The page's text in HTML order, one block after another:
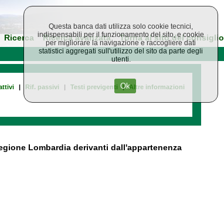
Ricerca Ricerca avanzata Torna al sito del consiglio
| Rif. passivi | Testi previgenti | Altre informazioni
Lombardia derivanti dall'appartenenza
Questa banca dati utilizza solo cookie tecnici,
indispensabili per il funzionamento del sito, e cookie
per migliorare la navigazione e raccogliere dati
statistici aggregati sull'utilizzo del sito da parte degli
utenti.
Ok